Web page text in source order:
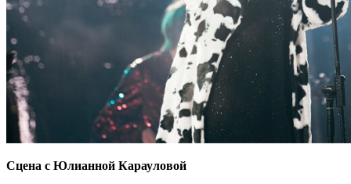
Сцена с Юлианной Карауловой